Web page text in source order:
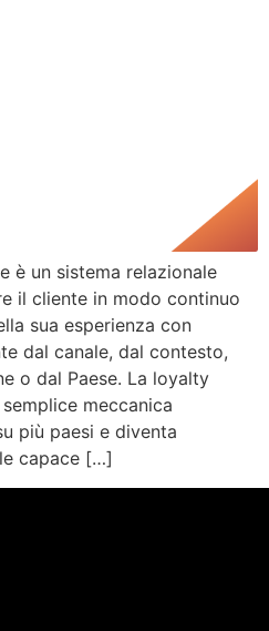
è un sistema relazionale
il cliente in modo continuo
sua esperienza con
dal canale, dal contesto,
o dal Paese. La loyalty
meccanica
più paesi e diventa
capace […]